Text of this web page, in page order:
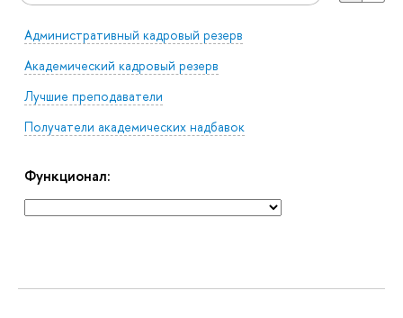
Административный кадровый резерв
Академический кадровый резерв
Лучшие преподаватели
Получатели академических надбавок
Функционал: